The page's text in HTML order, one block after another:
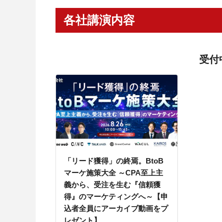
各社講演内容
受付
「リード獲得」の終焉。BtoB
マーケ施策大全 ～CPA至上主
義から、受注を生む『信頼獲
得』のマーケティングへ～【申
込者全員にアーカイブ動画をプ